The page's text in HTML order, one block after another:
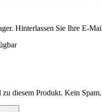
Hinterlassen Sie Ihre E-
diesem Produkt. Kein Spam.